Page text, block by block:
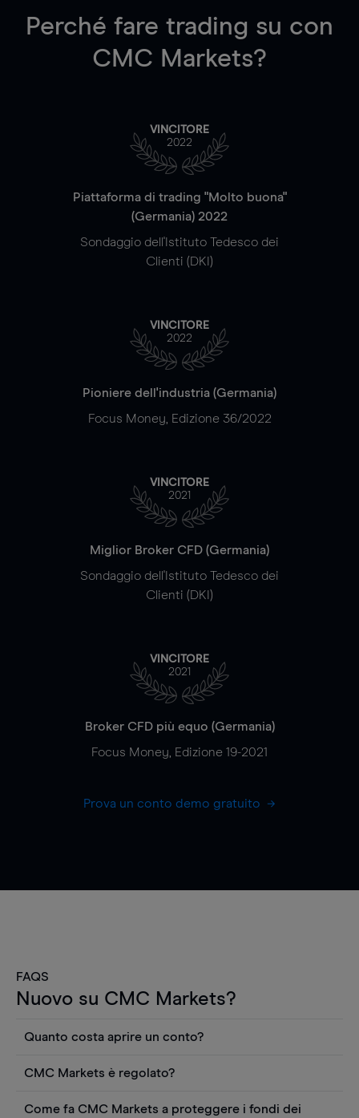
Perché fare trading su con
CMC Markets?
VINCITORE
2022
Piattaforma di trading "Molto buona"
(Germania) 2022
Sondaggio dell'Istituto Tedesco dei
Clienti (DKI)
VINCITORE
2022
Pioniere dell'industria (Germania)
Focus Money, Edizione 36/2022
VINCITORE
2021
Miglior Broker CFD (Germania)
Sondaggio dell'Istituto Tedesco dei
Clienti (DKI)
VINCITORE
2021
Broker CFD più equo (Germania)
Focus Money, Edizione 19-2021
Prova un conto demo gratuito
FAQS
Nuovo su CMC Markets?
Quanto costa aprire un conto?
Puoi anche visualizzare gratuitamente i prezzi e
utilizzare strumenti come grafici, notizie Reuters
CMC Markets è regolato?
Come fa CMC Markets a proteggere i fondi dei